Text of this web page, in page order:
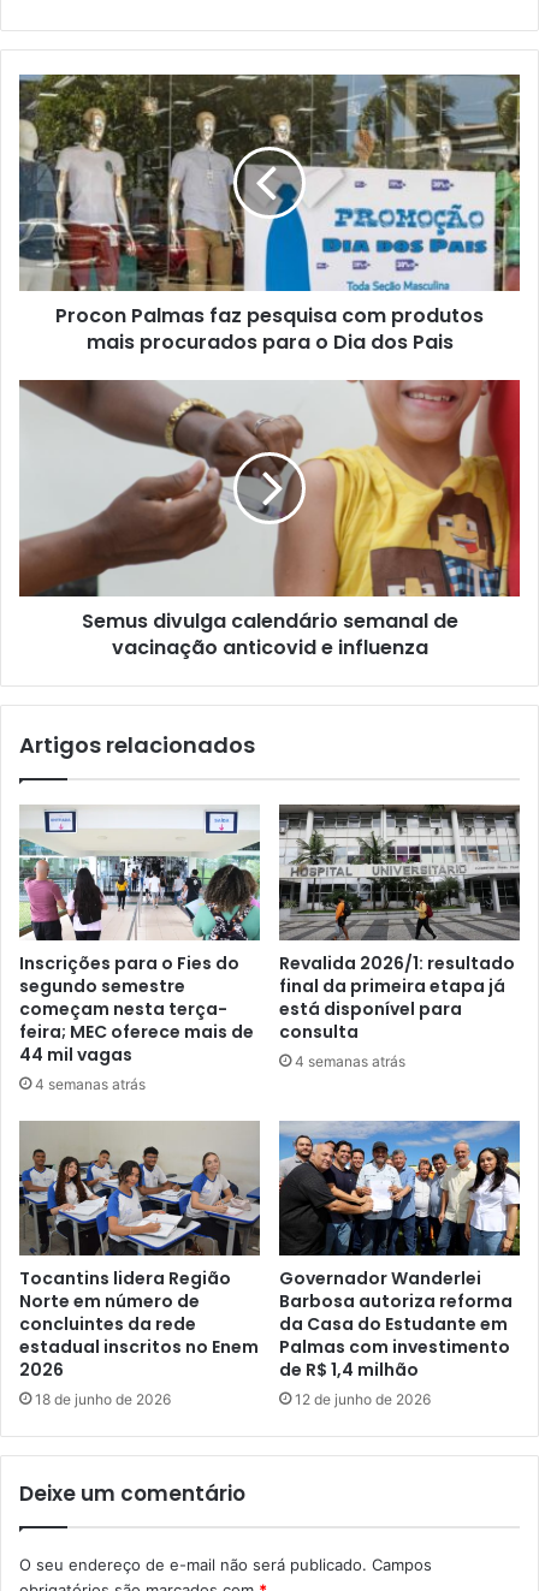
b
s
i
t
e
Procon Palmas faz pesquisa com produtos
mais procurados para o Dia dos Pais
Semus divulga calendário semanal de
vacinação anticovid e influenza
Artigos relacionados
Inscrições para o Fies do
segundo semestre
começam nesta terça-
feira; MEC oferece mais de
44 mil vagas
4 semanas atrás
Revalida 2026/1: resultado
final da primeira etapa já
está disponível para
consulta
4 semanas atrás
Tocantins lidera Região
Norte em número de
concluintes da rede
estadual inscritos no Enem
2026
18 de junho de 2026
Governador Wanderlei
Barbosa autoriza reforma
da Casa do Estudante em
Palmas com investimento
de R$ 1,4 milhão
12 de junho de 2026
Deixe um comentário
O seu endereço de e-mail não será publicado. Campos